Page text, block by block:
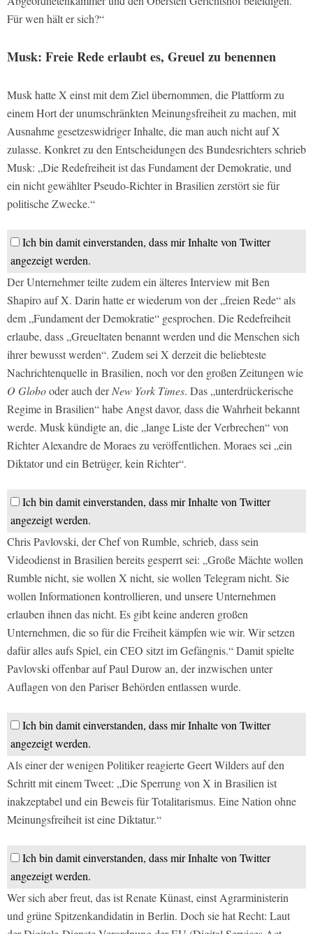
Für wen hält er sich?“
Musk: Freie Rede erlaubt es, Greuel zu benennen
Musk hatte X einst mit dem Ziel übernommen, die Plattform zu
einem Hort der unumschränkten Meinungsfreiheit zu machen, mit
Ausnahme gesetzeswidriger Inhalte, die man auch nicht auf X
zulasse. Konkret zu den Entscheidungen des Bundesrichters schrieb
Musk: „Die Redefreiheit ist das Fundament der Demokratie, und
ein nicht gewählter Pseudo-Richter in Brasilien zerstört sie für
politische Zwecke.“
Ich bin damit einverstanden, dass mir Inhalte von Twitter
angezeigt werden.
Der Unternehmer teilte zudem ein älteres Interview mit Ben
Shapiro auf X. Darin hatte er wiederum von der „freien Rede“ als
dem „Fundament der Demokratie“ gesprochen. Die Redefreiheit
erlaube, dass „Greueltaten benannt werden und die Menschen sich
ihrer bewusst werden“. Zudem sei X derzeit die beliebteste
Nachrichtenquelle in Brasilien, noch vor den großen Zeitungen wie
O Globooder auch derNew York Times. Das „unterdrückerische
Regime in Brasilien“ habe Angst davor, dass die Wahrheit bekannt
werde. Musk kündigte an, die „lange Liste der Verbrechen“ von
Richter Alexandre de Moraes zu veröffentlichen. Moraes sei „ein
Diktator und ein Betrüger, kein Richter“.
Ich bin damit einverstanden, dass mir Inhalte von Twitter
angezeigt werden.
Chris Pavlovski, der Chef von Rumble, schrieb, dass sein
Videodienst in Brasilien bereits gesperrt sei: „Große Mächte wollen
Rumble nicht, sie wollen X nicht, sie wollen Telegram nicht. Sie
wollen Informationen kontrollieren, und unsere Unternehmen
erlauben ihnen das nicht. Es gibt keine anderen großen
Unternehmen, die so für die Freiheit kämpfen wie wir. Wir setzen
dafür alles aufs Spiel, ein CEO sitzt im Gefängnis.“ Damit spielte
Pavlovski offenbar auf Paul Durow an, der inzwischen unter
Auflagen von den Pariser Behörden entlassen wurde.
Ich bin damit einverstanden, dass mir Inhalte von Twitter
angezeigt werden.
Als einer der wenigen Politiker reagierte Geert Wilders auf den
Schritt mit einem Tweet: „Die Sperrung von X in Brasilien ist
inakzeptabel und ein Beweis für Totalitarismus. Eine Nation ohne
Meinungsfreiheit ist eine Diktatur.“
Ich bin damit einverstanden, dass mir Inhalte von Twitter
angezeigt werden.
Wer sich aber freut, das ist Renate Künast, einst Agrarministerin
und grüne Spitzenkandidatin in Berlin. Doch sie hat Recht: Laut